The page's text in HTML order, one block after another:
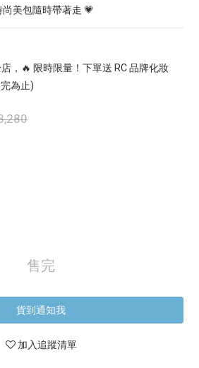
尚美包隨時帶著走 💗
，🔥 限時限量！下單送 RC 品牌化妝
為止)
售完
貨到通知我
加入追蹤清單